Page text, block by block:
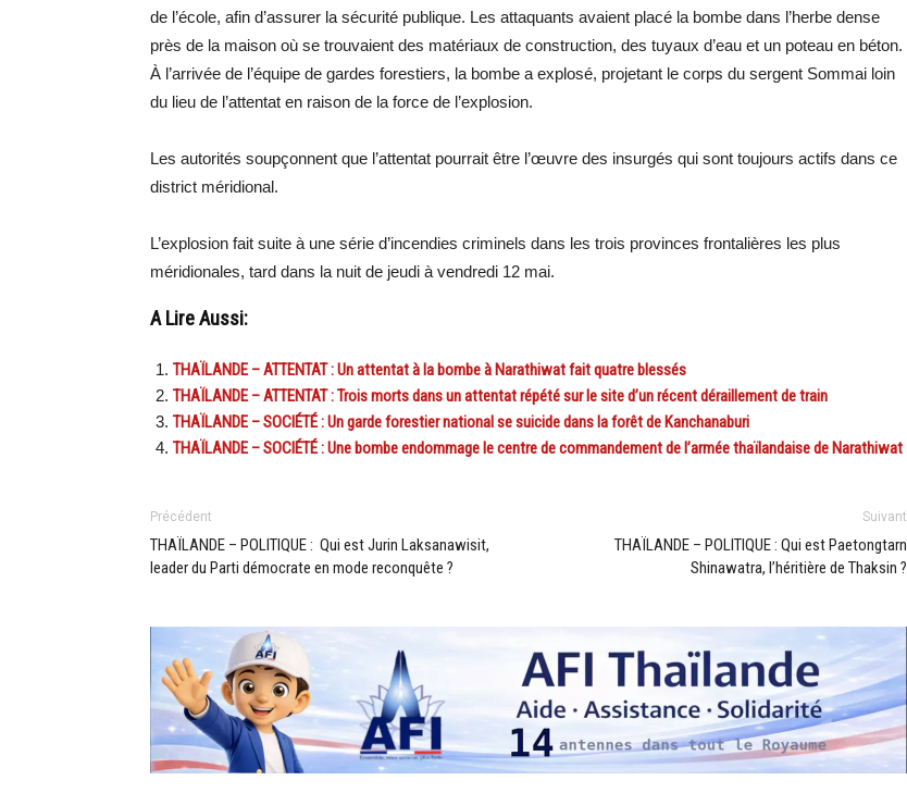
de l’école, afin d’assurer la sécurité publique. Les attaquants avaient placé la bombe dans l’herbe dense
près de la maison où se trouvaient des matériaux de construction, des tuyaux d’eau et un poteau en béton.
À l’arrivée de l’équipe de gardes forestiers, la bombe a explosé, projetant le corps du sergent Sommai loin
du lieu de l’attentat en raison de la force de l’explosion.
Les autorités soupçonnent que l’attentat pourrait être l’œuvre des insurgés qui sont toujours actifs dans ce
district méridional.
L’explosion fait suite à une série d’incendies criminels dans les trois provinces frontalières les plus
méridionales, tard dans la nuit de jeudi à vendredi 12 mai.
A Lire Aussi:
THAÏLANDE – ATTENTAT : Un attentat à la bombe à Narathiwat fait quatre blessés
THAÏLANDE – ATTENTAT : Trois morts dans un attentat répété sur le site d’un récent déraillement de train
THAÏLANDE – SOCIÉTÉ : Un garde forestier national se suicide dans la forêt de Kanchanaburi
THAÏLANDE – SOCIÉTÉ : Une bombe endommage le centre de commandement de l’armée thaïlandaise de Narathiwat
Précédent
THAÏLANDE – POLITIQUE : Qui est Jurin Laksanawisit,
leader du Parti démocrate en mode reconquête ?
Suivant
THAÏLANDE – POLITIQUE : Qui est Paetongtarn
Shinawatra, l’héritière de Thaksin ?